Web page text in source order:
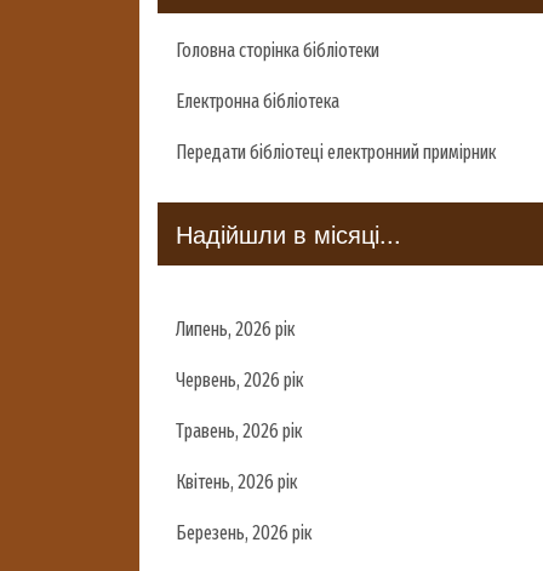
Головна сторінка бібліотеки
Електронна бібліотека
Передати бібліотеці електронний примірник
Надійшли в місяці...
Липень, 2026 рік
Червень, 2026 рік
Травень, 2026 рік
Квітень, 2026 рік
Березень, 2026 рік